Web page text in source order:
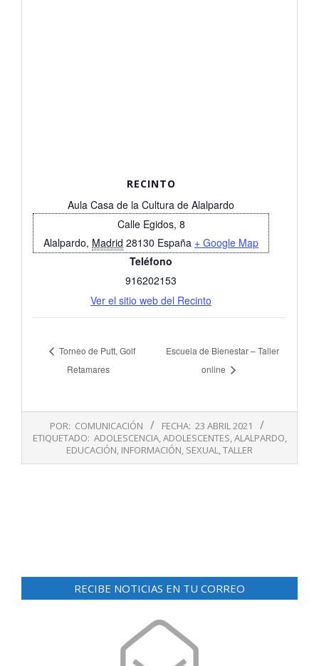
RECINTO
Aula Casa de la Cultura de Alalpardo
Calle Egidos, 8
Alalpardo, Madrid 28130 España + Google Map
Teléfono
916202153
Ver el sitio web del Recinto
Torneo de Putt, Golf
Retamares
Escuela de Bienestar – Taller
online
04-
POR: COMUNICACIÓN FECHA: 23 ABRIL 2021
ETIQUETADO: ADOLESCENCIA,ADOLESCENTES,ALALPARDO,
EDUCACIÓN, INFORMACIÓN, SEXUAL,TALLER
RECIBE NOTICIAS EN TU CORREO